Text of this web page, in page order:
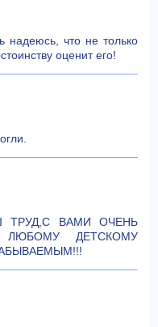
надеюсь, что не только
оценит его!
ТРУД,С ВАМИ ОЧЕНЬ
ДЕТСКОМУ